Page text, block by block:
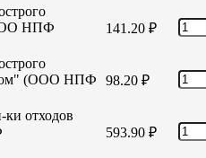
НПФ
141.20 ₽
(ООО НПФ
98.20 ₽
ки отходов
593.90 ₽